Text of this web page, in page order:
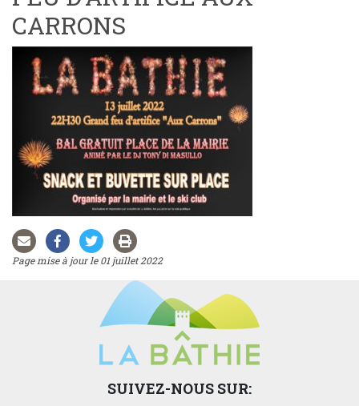
CARRONS
Page mise à jour le 01 juillet 2022
SUIVEZ-NOUS SUR: